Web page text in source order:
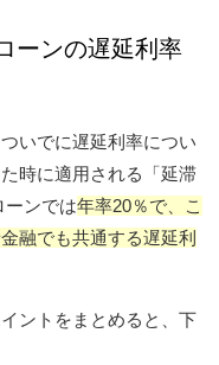
ーンの遅延利率
いでに遅延利率につい
時に適用される「延滞
ーンでは年率20％で、こ
融でも共通する遅延利
ントをまとめると、下